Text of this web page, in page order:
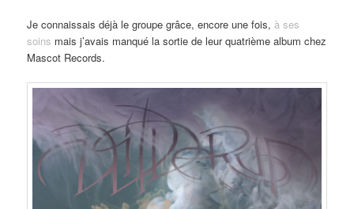
Je connaissais déjà le groupe grâce, encore une fois,à ses
soins mais j’avais manqué la sortie de leur quatrième album chez
Mascot Records.